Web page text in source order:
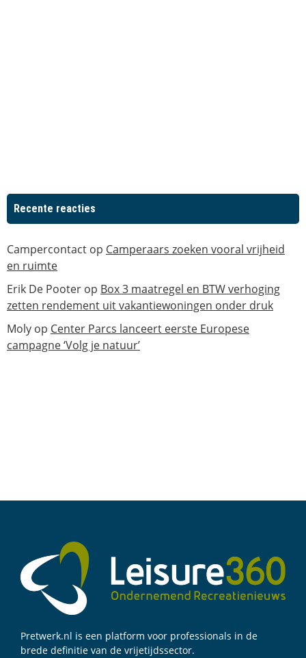
Recente reacties
Campercontact op Camperaars zoeken vooral vrijheid
en ruimte
Erik De Pooter op Box 3 maatregel en BTW verhoging
zetten rendement uit vakantiewoningen onder druk
Moly op Center Parcs lanceert eerste Europese
campagne ‘Volg je natuur’
Pretwerk.nl is een platform voor professionals in de
brede definitie van de vrijetijdssector.